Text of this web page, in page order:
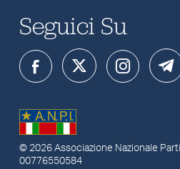
Seguici Su
© 2026 Associazione Nazionale
00776550584